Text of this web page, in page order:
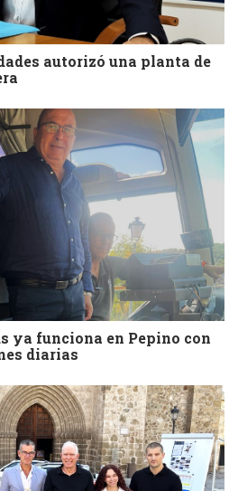
autorizó una planta de
ya funciona en Pepino con
diarias